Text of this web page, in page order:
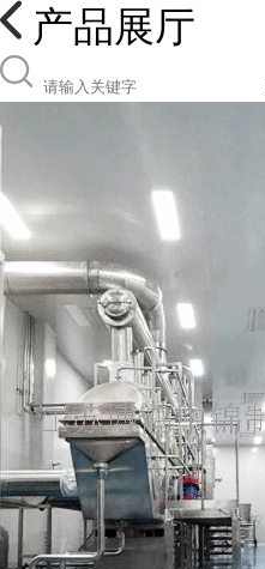
产品展厅